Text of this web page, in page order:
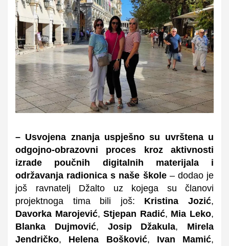
– Usvojena znanja uspješnosu uvrštena u
odgojno-obrazovni proces kroz aktivnosti
izrade poučnih digitalnih materijala i
održavanja radionica s naše škole–dodao je
još ravnatelj Džalto uz kojega su članovi
projektnoga tima bili još: Kristina Jozić,
Davorka Marojević,Stjepan Radić, Mia Leko,
Blanka Dujmović, Josip Džakula, Mirela
Jendričko, Helena Bošković, Ivan Mamić,